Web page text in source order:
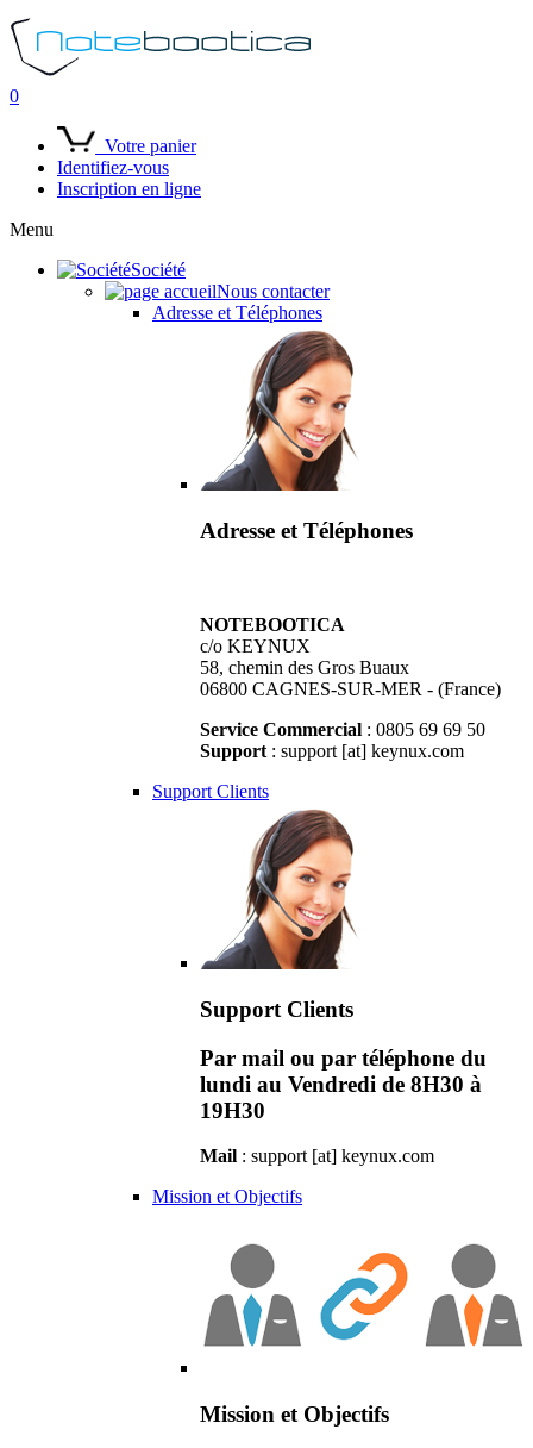
0
Votre panier
Identifiez-vous
Inscription en ligne
Menu
Société
Nous contacter
Adresse et Téléphones
Adresse et Téléphones
NOTEBOOTICA
c/o KEYNUX
58, chemin des Gros Buaux
06800 CAGNES-SUR-MER - (France)
Service Commercial : 0805 69 69 50
Support : support [at] keynux.com
Support Clients
Support Clients
Par mail ou par téléphone du
lundi au Vendredi de 8H30 à
19H30
Mail : support [at] keynux.com
Mission et Objectifs
Mission et Objectifs